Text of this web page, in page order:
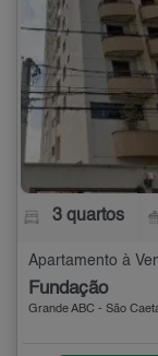
3 quartos
Apartamento à
Fundação
Grande ABC - São